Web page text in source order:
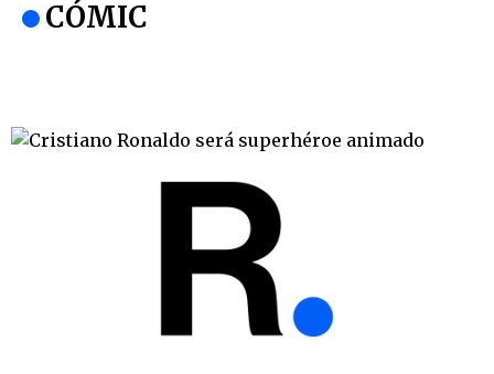
CÓMIC